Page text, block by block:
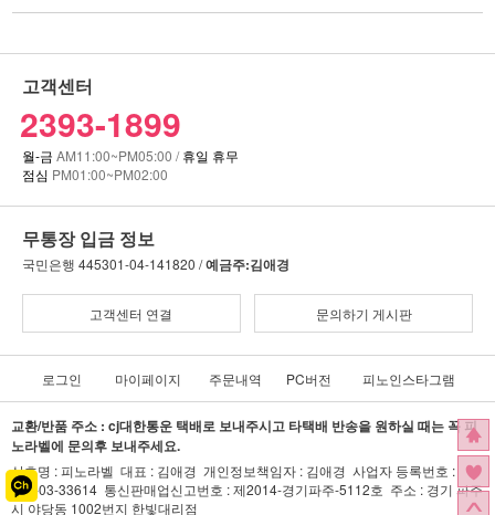
고객센터
2393-1899
월-금 AM11:00~PM05:00 /휴일 휴무
점심 PM01:00~PM02:00
무통장 입금 정보
국민은행 445301-04-141820 /예금주:김애경
고객센터 연결 문의하기 게시판
로그인 마이페이지 주문내역 PC버전 피노인스타그램
교환/반품 주소 : cj대한통운 택배로 보내주시고 타택배 반송을 원하실 때는 꼭 피
노라벨에 문의후 보내주세요.
상호명 : 피노라벨 대표 : 김애경 개인정보책임자 : 김애경 사업자 등록번호 :
141-03-33614 통신판매업신고번호 : 제2014-경기파주-5112호 주소 : 경기 파주
시 야당동 1002번지 한빛대리점